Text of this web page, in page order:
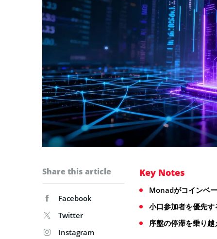
Share this article
Facebook
Twitter
Instagram
Key Notes
Monadがコインベ
小口参加者を優先
序盤の停滞を乗り